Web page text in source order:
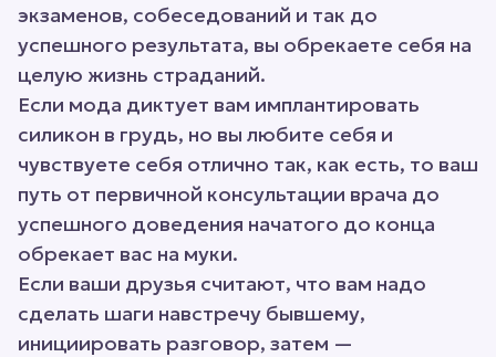
экзаменов, собеседований и так до
успешного результата, вы обрекаете себя на
целую жизнь страданий.
Если мода диктует вам имплантировать
силикон в грудь, но вы любите себя и
чувствуете себя отлично так, как есть, то ваш
путь от первичной консультации врача до
успешного доведения начатого до конца
обрекает вас на муки.
Если ваши друзья считают, что вам надо
сделать шаги навстречу бывшему,
инициировать разговор, затем —